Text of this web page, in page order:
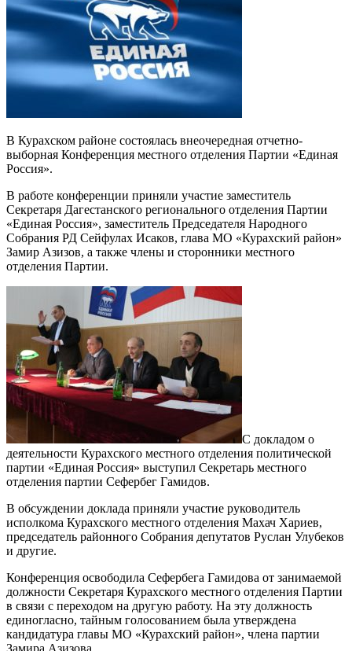
В Курахском районе состоялась внеочередная отчетно-
выборная Конференция местного отде­ления Партии «Единая
Россия».
В работе конференции приняли участие замести­тель
Секретаря Дагестанского регионального отделе­ния Партии
«Единая Россия», заместитель Председа­теля Народного
Собрания РД Сейфулах Исаков, глава МО «Курахский район»
Замир Азизов, а также члены и сторонники местного
отделения Партии.
С докладом о
деятельности Курахского местного от­деления политической
партии «Единая Россия» высту­пил Секретарь местного
отделения партии Сефербег Гамидов.
В обсуждении доклада приняли участие руководи­тель
исполкома Курахского местного отделения Махач Хариев,
председатель районного Собрания депутатов Руслан Улубеков
и другие.
Конференция освободила Сефербега Гамидова от занимаемой
должности Секретаря Курахского мест­ного отделения Партии
в связи с переходом на дру­гую работу. На эту должность
единогласно, тайным голосованием была утверждена
кандидатура главы МО «Курахский район», члена партии
Замира Азизова.